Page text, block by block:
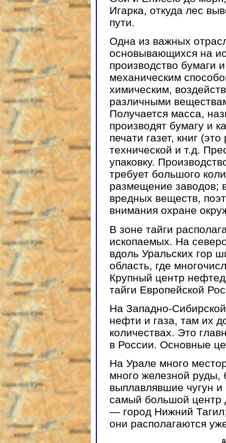
Игарка, откуда лес
пути.
Одна из важных
основывающихся на
производство бумаги
механическим
химическим,
различными
Получается масса,
производят бумагу и
печати газет, книг
технической и т.д.
упаковку.
требует большого
размещение заводов;
вредных веществ,
внимания охране
В зоне тайги
ископаемых. На
вдоль Уральских гор
область, где
Крупный центр
тайги Европейской
На Западно-
нефти и газа, там их
количествах. Это
в России. Основные
На Урале много
много железной
выплавлявшие чугун
самый большой центр
— город Нижний
они располагаются